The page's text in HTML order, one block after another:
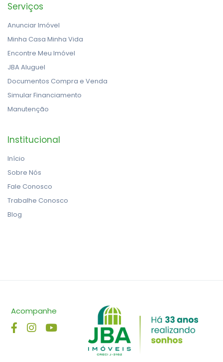
Serviços
Anunciar Imóvel
Minha Casa Minha Vida
Encontre Meu Imóvel
JBA Aluguel
Documentos Compra e Venda
Simular Financiamento
Manutenção
Institucional
Início
Sobre Nós
Fale Conosco
Trabalhe Conosco
Blog
Acompanhe